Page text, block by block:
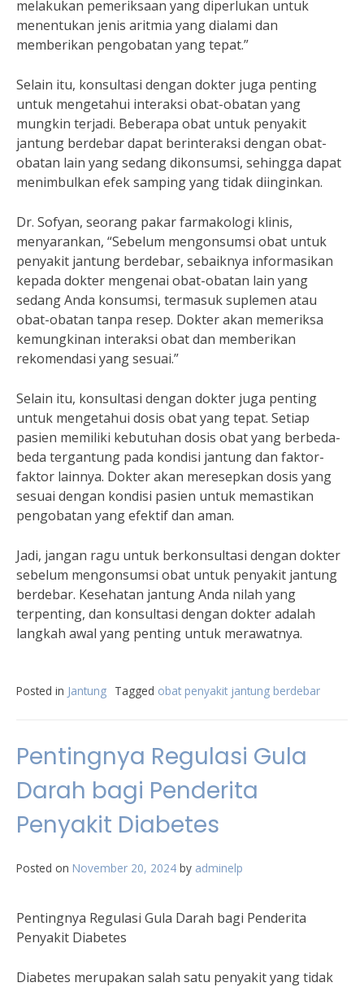
melakukan pemeriksaan yang diperlukan untuk
menentukan jenis aritmia yang dialami dan
memberikan pengobatan yang tepat.”
Selain itu, konsultasi dengan dokter juga penting
untuk mengetahui interaksi obat-obatan yang
mungkin terjadi. Beberapa obat untuk penyakit
jantung berdebar dapat berinteraksi dengan obat-
obatan lain yang sedang dikonsumsi, sehingga dapat
menimbulkan efek samping yang tidak diinginkan.
Dr. Sofyan, seorang pakar farmakologi klinis,
menyarankan, “Sebelum mengonsumsi obat untuk
penyakit jantung berdebar, sebaiknya informasikan
kepada dokter mengenai obat-obatan lain yang
sedang Anda konsumsi, termasuk suplemen atau
obat-obatan tanpa resep. Dokter akan memeriksa
kemungkinan interaksi obat dan memberikan
rekomendasi yang sesuai.”
Selain itu, konsultasi dengan dokter juga penting
untuk mengetahui dosis obat yang tepat. Setiap
pasien memiliki kebutuhan dosis obat yang berbeda-
beda tergantung pada kondisi jantung dan faktor-
faktor lainnya. Dokter akan meresepkan dosis yang
sesuai dengan kondisi pasien untuk memastikan
pengobatan yang efektif dan aman.
Jadi, jangan ragu untuk berkonsultasi dengan dokter
sebelum mengonsumsi obat untuk penyakit jantung
berdebar. Kesehatan jantung Anda nilah yang
terpenting, dan konsultasi dengan dokter adalah
langkah awal yang penting untuk merawatnya.
Posted in Jantung Tagged obat penyakit jantung berdebar
Pentingnya Regulasi Gula
Darah bagi Penderita
Penyakit Diabetes
Posted on November 20, 2024 by adminelp
Pentingnya Regulasi Gula Darah bagi Penderita
Penyakit Diabetes
Diabetes merupakan salah satu penyakit yang tidak